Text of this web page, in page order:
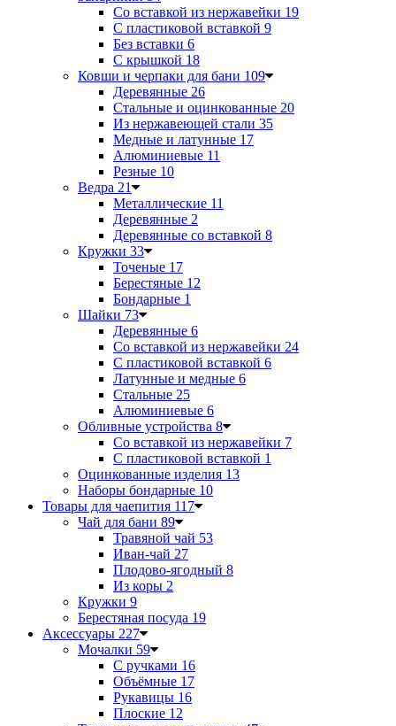
Со вставкой из нержавейки 19
С пластиковой вставкой 9
Без вставки 6
С крышкой 18
Ковши и черпаки для бани 109
Деревянные 26
Стальные и оцинкованные 20
Из нержавеющей стали 35
Медные и латунные 17
Алюминиевые 11
Резные 10
Ведра 21
Металлические 11
Деревянные 2
Деревянные со вставкой 8
Кружки 33
Точеные 17
Берестяные 12
Бондарные 1
Шайки 73
Деревянные 6
Со вставкой из нержавейки 24
С пластиковой вставкой 6
Латунные и медные 6
Стальные 25
Алюминиевые 6
Обливные устройства 8
Со вставкой из нержавейки 7
С пластиковой вставкой 1
Оцинкованные изделия 13
Наборы бондарные 10
Товары для чаепития 117
Чай для бани 89
Травяной чай 53
Иван-чай 27
Плодово-ягодный 8
Из коры 2
Кружки 9
Берестяная посуда 19
Аксессуары 227
Мочалки 59
С ручками 16
Объёмные 17
Рукавицы 16
Плоские 12